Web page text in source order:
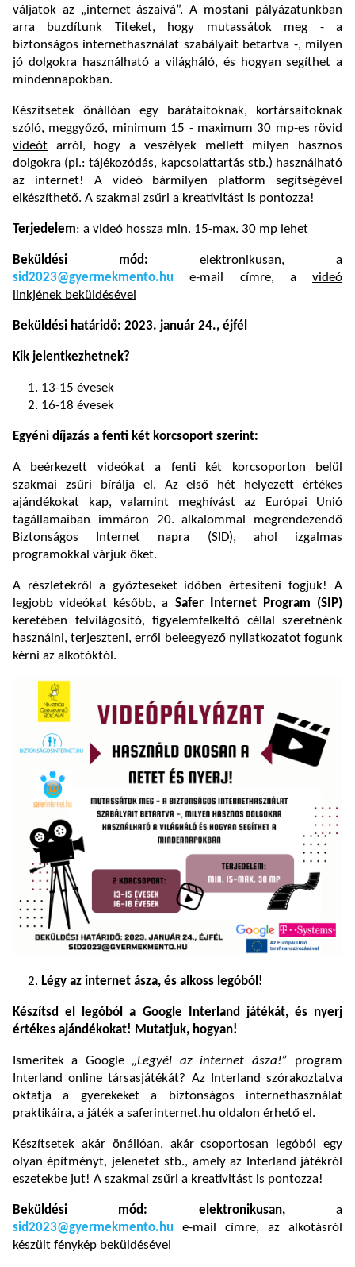
váljatok az „internet ászaivá”. A mostani pályázatunkban
arra buzdítunk Titeket, hogy mutassátok meg - a
biztonságos internethasználat szabályait betartva -, milyen
jó dolgokra használható a világháló, és hogyan segíthet a
mindennapokban.
Készítsetek önállóan egy barátaitoknak, kortársaitoknak
szóló, meggyőző, minimum 15 - maximum 30 mp-es rövid
videót arról, hogy a veszélyek mellett milyen hasznos
dolgokra (pl.: tájékozódás, kapcsolattartás stb.) használható
az internet! A videó bármilyen platform segítségével
elkészíthető. A szakmai zsűri a kreativitást is pontozza!
Terjedelem: a videó hossza min. 15-max. 30 mp lehet
Beküldési mód: elektronikusan, a
sid2023@gyermekmento.hu e-mail címre, a videó
linkjének beküldésével
Beküldési határidő: 2023. január 24., éjfél
Kik jelentkezhetnek?
13-15 évesek
16-18 évesek
Egyéni díjazás a fenti két korcsoport szerint:
A beérkezett videókat a fenti két korcsoporton belül
szakmai zsűri bírálja el. Az első hét helyezett értékes
ajándékokat kap, valamint meghívást az Európai Unió
tagállamaiban immáron 20. alkalommal megrendezendő
Biztonságos Internet napra (SID), ahol izgalmas
programokkal várjuk őket.
A részletekről a győzteseket időben értesíteni fogjuk! A
legjobb videókat később, a Safer Internet Program (SIP)
keretében felvilágosító, figyelemfelkeltő céllal szeretnénk
használni, terjeszteni, erről beleegyező nyilatkozatot fogunk
kérni az alkotóktól.
Légy az internet ásza, és alkoss legóból!
Készítsd el legóból a Google Interland játékát, és nyerj
értékes ajándékokat! Mutatjuk, hogyan!
Ismeritek a Google „Legyél az internet ásza!” program
Interland online társasjátékát? Az Interland szórakoztatva
oktatja a gyerekeket a biztonságos internethasználat
praktikáira, a játék a saferinternet.hu oldalon érhető el.
Készítsetek akár önállóan, akár csoportosan legóból egy
olyan építményt, jelenetet stb., amely az Interland játékról
eszetekbe jut! A szakmai zsűri a kreativitást is pontozza!
Beküldési mód: elektronikusan, a
sid2023@gyermekmento.hu e-mail címre, az alkotásról
készült fénykép beküldésével